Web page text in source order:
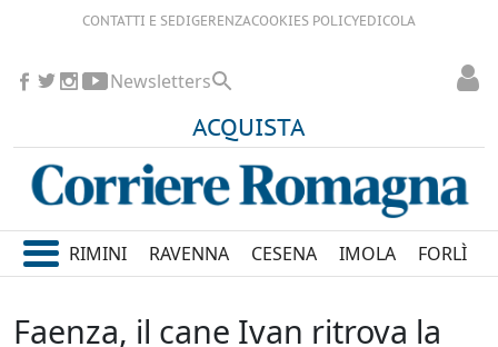
CONTATTI E SEDIGERENZACOOKIES POLICYEDICOLA
ACQUISTA
Newsletters
RIMINI RAVENNA CESENA IMOLA FORLÌ
Faenza, il cane Ivan ritrova la